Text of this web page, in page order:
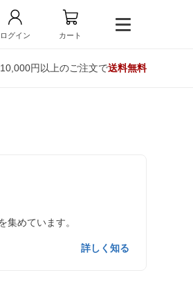
ログイン カート
円以上のご注文で送料無料
めています。
詳しく知る